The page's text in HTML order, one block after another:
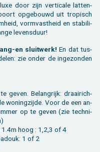
door zijn ver­ti­ca­le lat­ten­
op­ge­bouwd uit tro­pisch
vorm­vast­heid en sta­bi­li­
le­vens­duur!
en sluit­werk! En dat tus­
zie onder de in­ge­zon­den
geven. Be­lang­rijk: draai­rich­
wo­ning­zij­de. Voor de een an­
op te geven (zie tech­ni­
hoog : 1,2,3 of 4
1 of 2